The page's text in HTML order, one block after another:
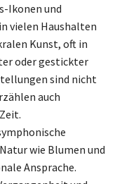
Ikonen und
vielen Haushalten
Kunst, oft in
oder gestickter
sind nicht
auch
wie Blumen und
Ansprache.